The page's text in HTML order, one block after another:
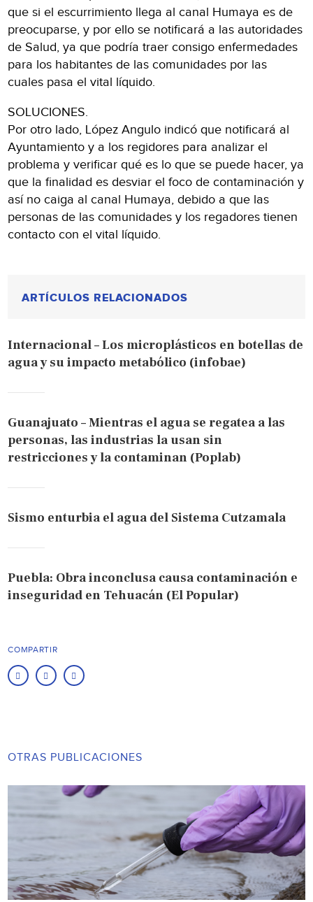
que si el escurrimiento llega al canal Humaya es de
preocuparse, y por ello se notificará a las autoridades
de Salud, ya que podría traer consigo enfermedades
para los habitantes de las comunidades por las
cuales pasa el vital líquido.
SOLUCIONES.
Por otro lado, López Angulo indicó que notificará al
Ayuntamiento y a los regidores para analizar el
problema y verificar qué es lo que se puede hacer, ya
que la finalidad es desviar el foco de contaminación y
así no caiga al canal Humaya, debido a que las
personas de las comunidades y los regadores tienen
contacto con el vital líquido.
ARTÍCULOS RELACIONADOS
Internacional – Los microplásticos en botellas de
agua y su impacto metabólico (infobae)
Guanajuato – Mientras el agua se regatea a las
personas, las industrias la usan sin
restricciones y la contaminan (Poplab)
Sismo enturbia el agua del Sistema Cutzamala
Puebla: Obra inconclusa causa contaminación e
inseguridad en Tehuacán (El Popular)
COMPARTIR
OTRAS PUBLICACIONES